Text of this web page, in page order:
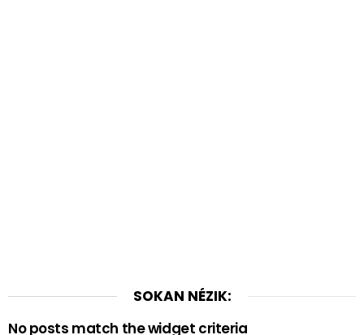
SOKAN NÉZIK:
No posts match the widget criteria